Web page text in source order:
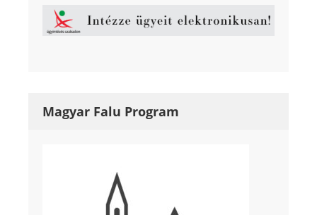
Magyar Falu Program